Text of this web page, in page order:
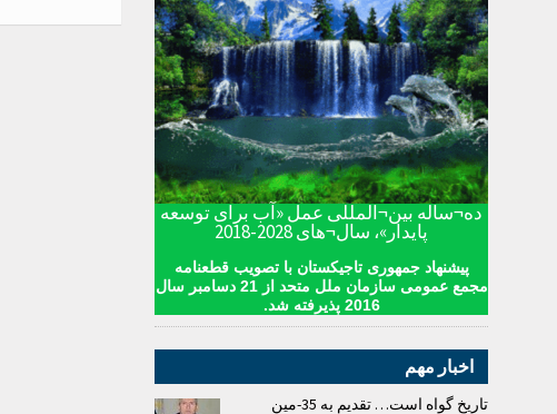
ده¬ساله بین¬المللی عمل «آب برای توسعه
پایدار»، سال¬های 2028-2018
پیشنهاد جمهوری تاجیکستان با تصویب قطعنامه
مجمع عمومی سازمان ملل متحد از 21 دسامبر سال
2016 پذیرفته شد.
اخبار مهم
تاریخ گواه است… تقدیم به 35-مین